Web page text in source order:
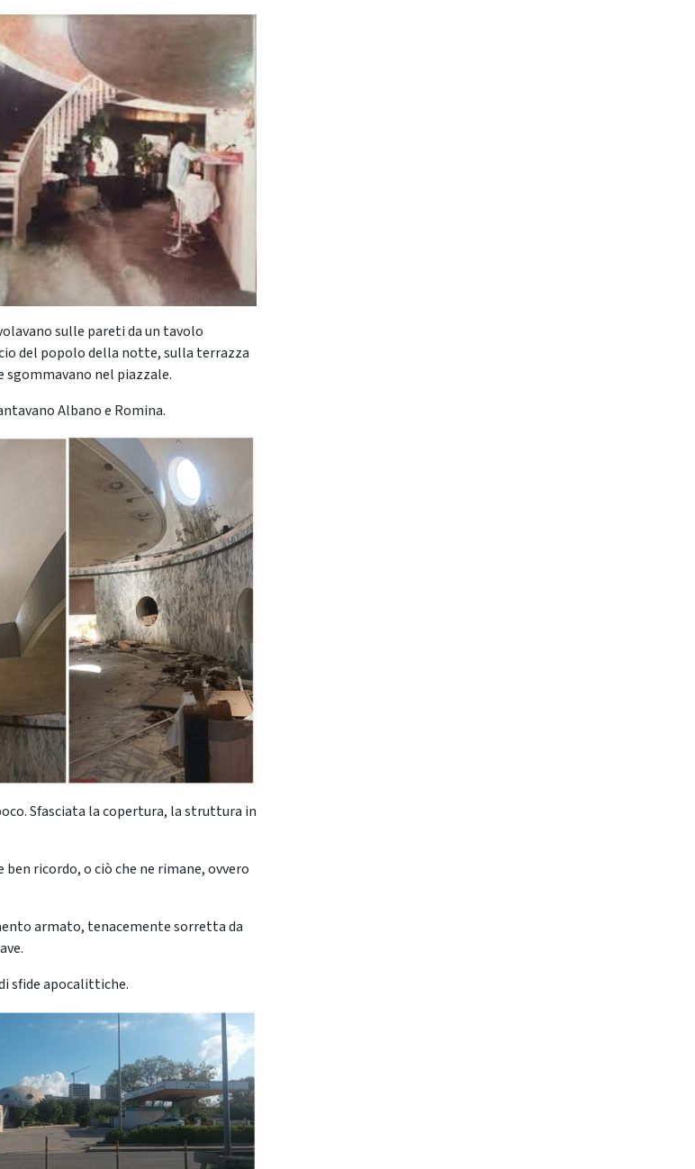
sulle pareti da un tavolo
del popolo della notte, sulla terrazza
nel piazzale.
Albano e Romina.
Sfasciata la copertura, la struttura in
ben ricordo, o ciò che ne rimane, ovvero
armato, tenacemente sorretta da
sfide apocalittiche.